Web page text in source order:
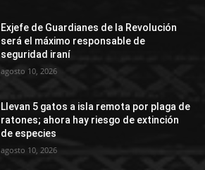
Exjefe de Guardianes de la Revolución
será el máximo responsable de
seguridad iraní
agosto 10, 2026
Llevan 5 gatos a isla remota por plaga de
ratones; ahora hay riesgo de extinción
de especies
agosto 10, 2026